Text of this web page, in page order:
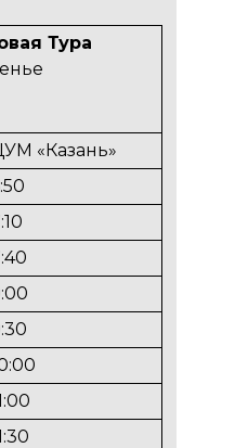
Тура
«Казань»